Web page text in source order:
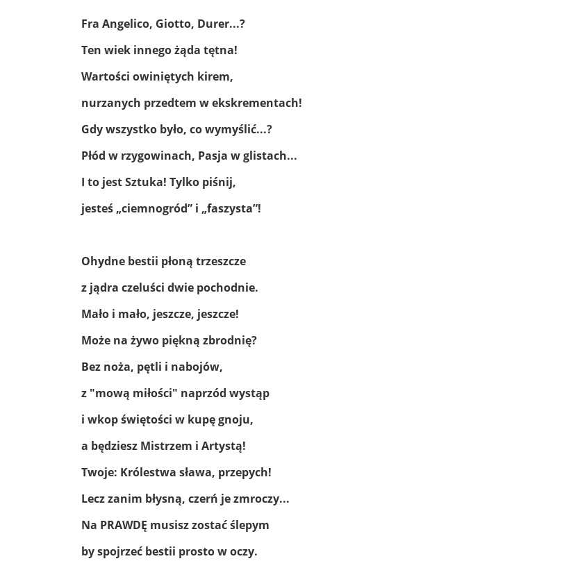
Fra Angelico, Giotto, Durer...?
Ten wiek innego żąda tętna!
Wartości owiniętych kirem,
nurzanych przedtem w ekskrementach!
Gdy wszystko było, co wymyślić...?
Płód w rzygowinach, Pasja w glistach...
I to jest Sztuka! Tylko piśnij,
jesteś „ciemnogród” i „faszysta”!
Ohydne bestii płoną trzeszcze
z jądra czeluści dwie pochodnie.
Mało i mało, jeszcze, jeszcze!
Może na żywo piękną zbrodnię?
Bez noża, pętli i nabojów,
z "mową miłości" naprzód wystąp
i wkop świętości w kupę gnoju,
a będziesz Mistrzem i Artystą!
Twoje: Królestwa sława, przepych!
Lecz zanim błysną, czerń je zmroczy...
Na PRAWDĘ musisz zostać ślepym
by spojrzeć bestii prosto w oczy.